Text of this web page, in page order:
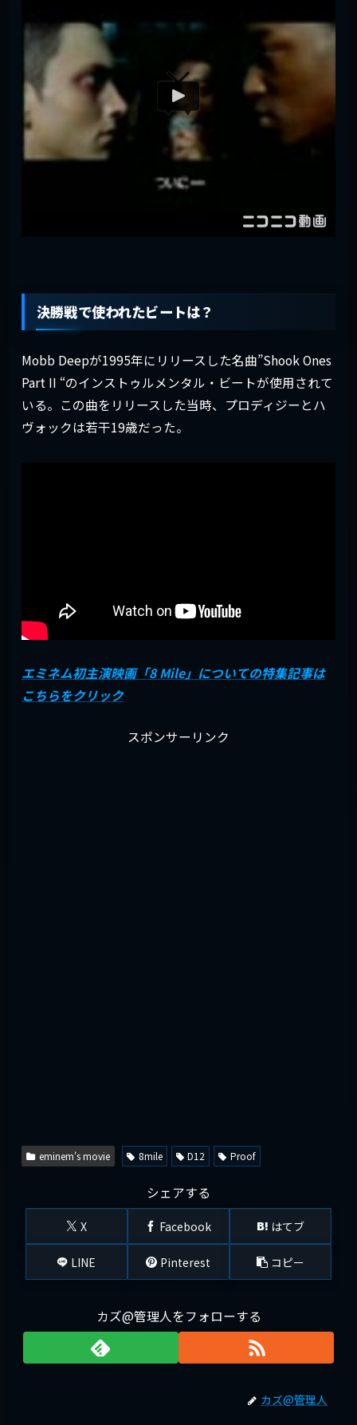
決勝戦で使われたビートは？
Mobb Deepが1995年にリリースした名曲”Shook Ones
Part II “のインストゥルメンタル・ビートが使用されて
いる。この曲をリリースした当時、プロディジーとハ
ヴォックは若干19歳だった。
エミネム初主演映画「8 Mile」についての特集記事は
こちらをクリック
スポンサーリンク
eminem's movie 8mile D12 Proof
シェアする
X Facebook はてブ
LINE Pinterest コピー
カズ@管理人をフォローする
カズ@管理人